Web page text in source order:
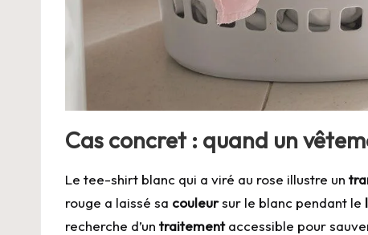
Cas concret : quand un
Le tee-shirt blanc qui a viré au rose illustre un
rouge a laissé sa couleursur le blanc pendant le
recherche d’un traitementaccessible pour